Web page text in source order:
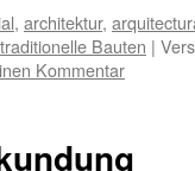
, architektur,
traditionelle Bauten |
Kommentar